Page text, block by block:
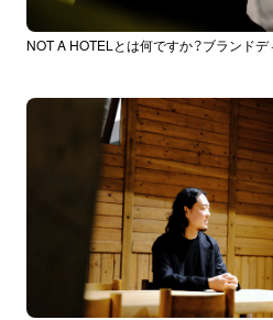
NOT A HOTELとは何ですか？ブランド